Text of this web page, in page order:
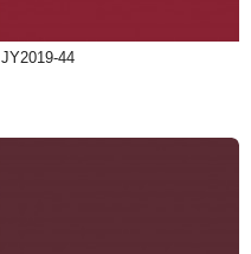
JY2019-44